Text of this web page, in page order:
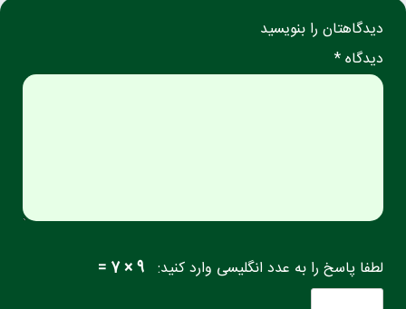
دیدگاهتان را بنویسید
دیدگاه *
لطفا پاسخ را به عدد انگلیسی وارد کنید: 9 × 7 =